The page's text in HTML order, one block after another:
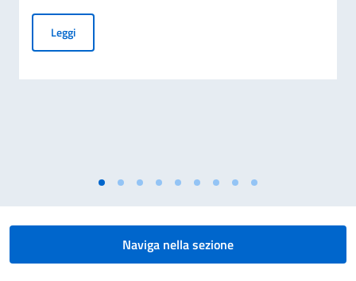
LeggiAVVISO PUBBLICO - FESTA DELLA REPUBBLICA ITALIANA
Naviga nella sezione